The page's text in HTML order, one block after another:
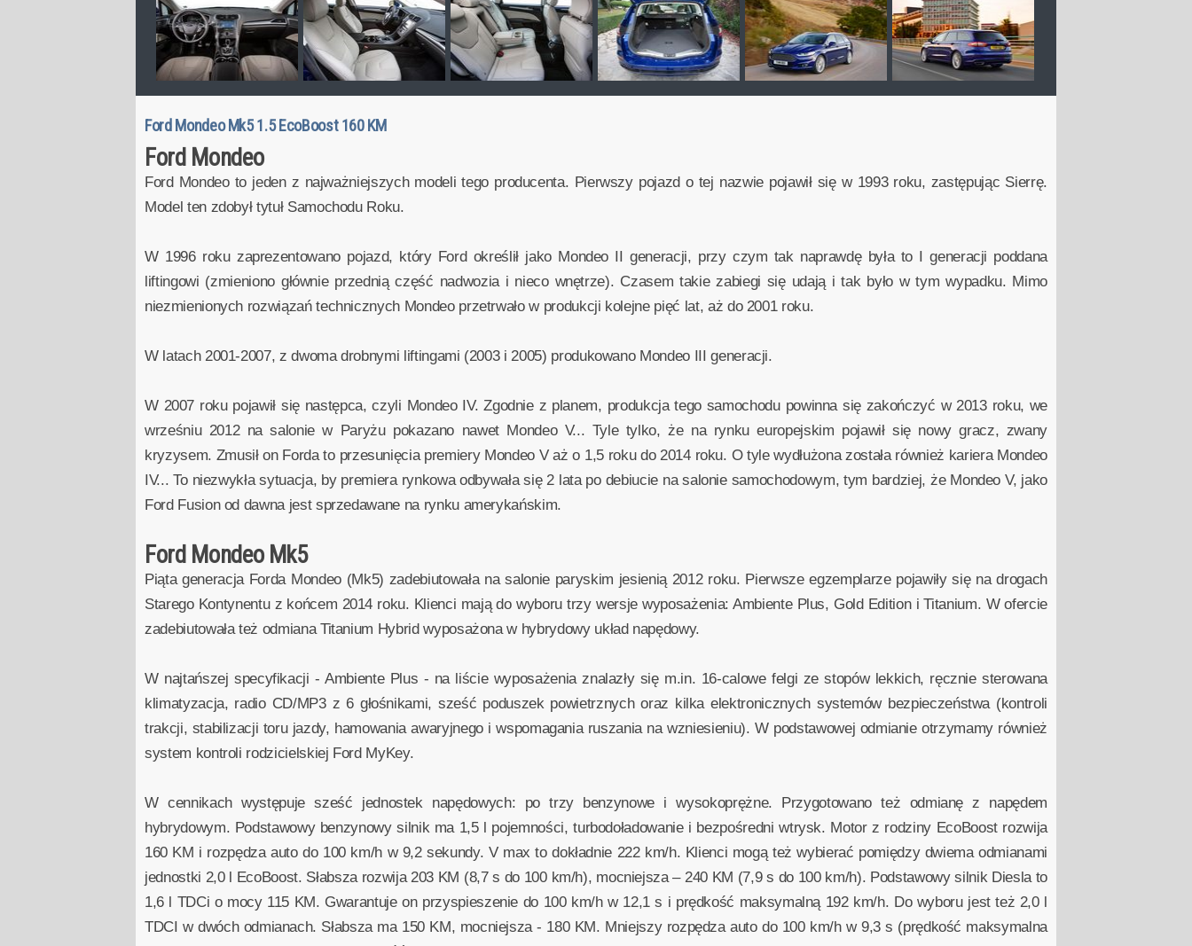
Ford Mondeo Mk5 1.5 EcoBoost 160 KM
Ford Mondeo
Ford Mondeo to jeden z najważniejszych modeli tego producenta. Pierwszy pojazd o tej nazwie pojawił się w 1993 roku, zastępując Sierrę.
Model ten zdobył tytuł Samochodu Roku.
W 1996 roku zaprezentowano pojazd, który Ford określił jako Mondeo II generacji, przy czym tak naprawdę była to I generacji poddana
liftingowi (zmieniono głównie przednią część nadwozia i nieco wnętrze). Czasem takie zabiegi się udają i tak było w tym wypadku. Mimo
niezmienionych rozwiązań technicznych Mondeo przetrwało w produkcji kolejne pięć lat, aż do 2001 roku.
W latach 2001-2007, z dwoma drobnymi liftingami (2003 i 2005) produkowano Mondeo III generacji.
W 2007 roku pojawił się następca, czyli Mondeo IV. Zgodnie z planem, produkcja tego samochodu powinna się zakończyć w 2013 roku, we
wrześniu 2012 na salonie w Paryżu pokazano nawet Mondeo V... Tyle tylko, że na rynku europejskim pojawił się nowy gracz, zwany
kryzysem. Zmusił on Forda to przesunięcia premiery Mondeo V aż o 1,5 roku do 2014 roku. O tyle wydłużona została również kariera Mondeo
IV... To niezwykła sytuacja, by premiera rynkowa odbywała się 2 lata po debiucie na salonie samochodowym, tym bardziej, że Mondeo V, jako
Ford Fusion od dawna jest sprzedawane na rynku amerykańskim.
Ford Mondeo Mk5
Piąta generacja Forda Mondeo (Mk5) zadebiutowała na salonie paryskim jesienią 2012 roku. Pierwsze egzemplarze pojawiły się na drogach
Starego Kontynentu z końcem 2014 roku. Klienci mają do wyboru trzy wersje wyposażenia: Ambiente Plus, Gold Edition i Titanium. W ofercie
zadebiutowała też odmiana Titanium Hybrid wyposażona w hybrydowy układ napędowy.
W najtańszej specyfikacji - Ambiente Plus - na liście wyposażenia znalazły się m.in. 16-calowe felgi ze stopów lekkich, ręcznie sterowana
klimatyzacja, radio CD/MP3 z 6 głośnikami, sześć poduszek powietrznych oraz kilka elektronicznych systemów bezpieczeństwa (kontroli
trakcji, stabilizacji toru jazdy, hamowania awaryjnego i wspomagania ruszania na wzniesieniu). W podstawowej odmianie otrzymamy również
system kontroli rodzicielskiej Ford MyKey.
W cennikach występuje sześć jednostek napędowych: po trzy benzynowe i wysokoprężne. Przygotowano też odmianę z napędem
hybrydowym. Podstawowy benzynowy silnik ma 1,5 l pojemności, turbodoładowanie i bezpośredni wtrysk. Motor z rodziny EcoBoost rozwija
160 KM i rozpędza auto do 100 km/h w 9,2 sekundy. V max to dokładnie 222 km/h. Klienci mogą też wybierać pomiędzy dwiema odmianami
jednostki 2,0 l EcoBoost. Słabsza rozwija 203 KM (8,7 s do 100 km/h), mocniejsza – 240 KM (7,9 s do 100 km/h). Podstawowy silnik Diesla to
1,6 l TDCi o mocy 115 KM. Gwarantuje on przyspieszenie do 100 km/h w 12,1 s i prędkość maksymalną 192 km/h. Do wyboru jest też 2,0 l
TDCI w dwóch odmianach. Słabsza ma 150 KM, mocniejsza - 180 KM. Mniejszy rozpędza auto do 100 km/h w 9,3 s (prędkość maksymalna